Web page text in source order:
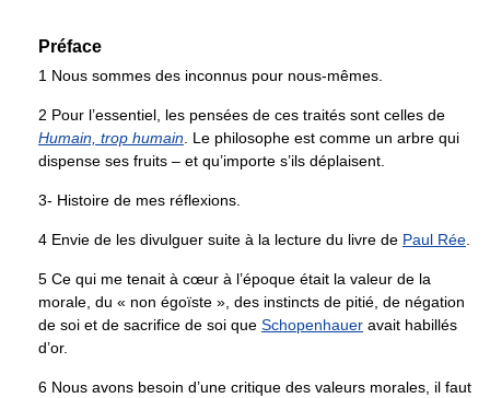
Préface
1 Nous sommes des inconnus pour nous-mêmes.
2 Pour l’essentiel, les pensées de ces traités sont celles de
Humain, trop humain. Le philosophe est comme un arbre qui
dispense ses fruits – et qu’importe s’ils déplaisent.
3- Histoire de mes réflexions.
4 Envie de les divulguer suite à la lecture du livre de Paul Rée.
5 Ce qui me tenait à cœur à l’époque était la valeur de la
morale, du « non égoïste », des instincts de pitié, de négation
de soi et de sacrifice de soi que Schopenhauer avait habillés
d’or.
6 Nous avons besoin d’une critique des valeurs morales, il faut